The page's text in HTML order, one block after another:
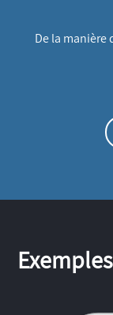
De la manière